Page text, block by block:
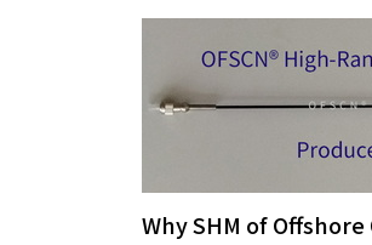
Why SHM of